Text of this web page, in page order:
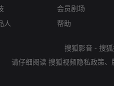
人
会员剧场
帮助
搜狐影音 - 搜
请仔细阅读 搜狐视频隐私政策、